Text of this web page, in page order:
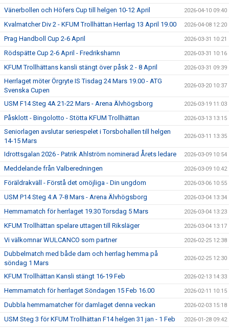
Vänerbollen och Höfers Cup till helgen 10-12 April 2026-04-10 09:40
Kvalmatcher Div 2 - KFUM Trollhättan Herrlag 13 April 19.00 2026-04-08 12:20
Prag Handboll Cup 2-6 April 2026-03-31 10:21
Rödspätte Cup 2-6 April - Fredrikshamn 2026-03-31 10:16
KFUM Trollhättans kansli stängt över påsk 2 - 8 April 2026-03-31 09:39
Herrlaget möter Örgryte IS Tisdag 24 Mars 19.00 - ATG
Svenska Cupen
2026-03-20 10:37
USM F14 Steg 4A 21-22 Mars - Arena Älvhögsborg 2026-03-19 11:03
Påsklott - Bingolotto - Stötta KFUM Trollhättan 2026-03-13 13:15
Seniorlagen avslutar seriespelet i Torsbohallen till helgen
14-15 Mars
2026-03-11 13:35
Idrottsgalan 2026 - Patrik Ahlström nominerad Årets ledare 2026-03-09 10:54
Meddelande från Valberedningen 2026-03-09 10:42
Föräldrakväll - Förstå det omöjliga - Din ungdom 2026-03-06 10:55
USM P14 Steg 4:A 7-8 Mars - Arena Älvhögsborg 2026-03-04 13:34
Hemmamatch för herrlaget 19.30 Torsdag 5 Mars 2026-03-04 13:23
KFUM Trollhättan spelare uttagen till Riksläger 2026-03-04 13:17
Vi välkomnar WULCANCO som partner 2026-02-25 12:38
Dubbelmatch med både dam och herrlag hemma på
söndag 1 Mars
2026-02-25 12:30
KFUM Trollhättan Kansli stängt 16-19 Feb 2026-02-13 14:33
Hemmamatch för herrlaget Söndagen 15 Feb 16.00 2026-02-11 10:15
Dubbla hemmamatcher för damlaget denna veckan 2026-02-03 15:18
USM Steg 3 för KFUM Trollhättan F14 helgen 31 jan - 1 Feb 2026-01-28 09:42